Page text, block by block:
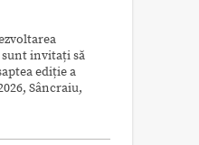
invitați să
ediție a
Sâncraiu,